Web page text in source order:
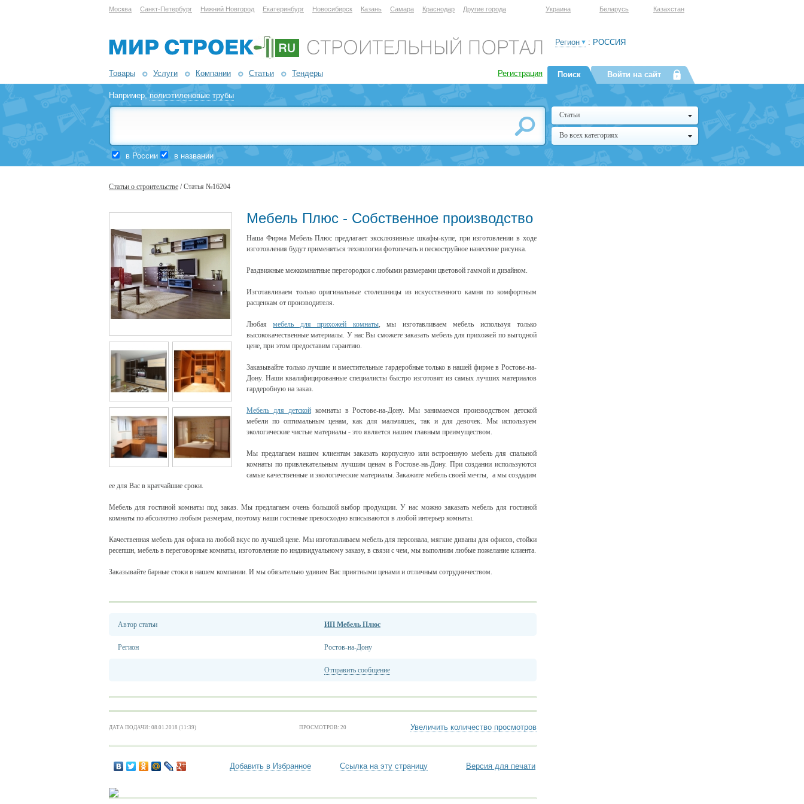
Москва Санкт-Петербург Нижний Новгород Екатеринбург Новосибирск Казань Самара Краснодар Другие города Украина Беларусь Казахстан
Товары Услуги Компании Статьи Тендеры Регистрация
Регион : РОССИЯ
Например,полиэтиленовые трубы
в России в названии
Поиск Войти на сайт
Статьи
Во всех категориях
Статьи о строительстве / Статья №16204
Мебель Плюс - Собственное производство
Наша Фирма Мебель Плюс предлагает эксклюзивные шкафы-купе, при изготовлении в ходе
изготовления будут применяться технологии фотопечать и пескоструйное нанесение рисунка.
Раздвижные межкомнатные перегородки с любыми размерами цветовой гаммой и дизайном.
Изготавливаем только оригинальные столешницы из искусственного камня по комфортным
расценкам от производителя.
Любаямебель для прихожей комнаты, мы изготавливаем мебель используя только
высококачественные материалы. У нас Вы сможете заказать мебель для прихожей по выгодной
цене, при этом предоставим гарантию.
Заказывайте только лучшие и вместительные гардеробные только в нашей фирме в Ростове-на-
Дону. Наши квалифицированные специалисты быстро изготовят из самых лучших материалов
гардеробную на заказ.
Мебель для детскойкомнаты в Ростове-на-Дону. Мы занимаемся производством детской
мебели по оптимальным ценам, как для мальчишек, так и для девочек. Мы используем
экологические чистые материалы - это является нашим главным преимуществом.
Мы предлагаем нашим клиентам заказать корпусную или встроенную мебель для спальной
комнаты по привлекательным лучшим ценам в Ростове-на-Дону. При создании используются
самые качественные и экологические материалы. Закажите мебель своей мечты, а мы создадим
ее для Вас в кратчайшие сроки.
Мебель для гостиной комнаты под заказ. Мы предлагаем очень большой выбор продукции. У нас можно заказать мебель для гостиной
комнаты по абсолютно любым размерам, поэтому наши гостиные превосходно вписываются в любой интерьер комнаты.
Качественная мебель для офиса на любой вкус по лучшей цене. Мы изготавливаем мебель для персонала, мягкие диваны для офисов, стойки
ресепшн, мебель в переговорные комнаты, изготовление по индивидуальному заказу, в связи с чем, мы выполним любые пожелание клиента.
Заказывайте барные стоки в нашем компании. И мы обязательно удивим Вас приятными ценами и отличным сотрудничеством.
Автор статьи ИП Мебель Плюс
Регион Ростов-на-Дону
Отправить сообщение
ДАТА ПОДАЧИ: 08.01.2018 (11:39) ПРОСМОТРОВ: 20 Увеличить количество просмотров
Добавить в Избранное Ссылка на эту страницу Версия для печати